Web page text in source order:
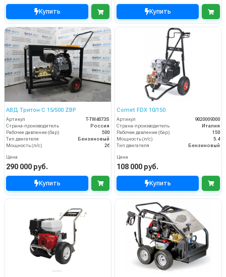
Купить Купить
АВД Тритон C 15/500 ZBP
Артикул
T-TW4073S
Страна-производитель
Россия
Рабочее давление (бар)
500
Тип двигателя
Бензиновый
Мощность (л/с)
26
Цена
290 000 руб.
Купить
Comet FDX 10/150
Артикул
9020009300
Страна-производитель
Италия
Рабочее давление (бар)
150
Мощность (л/с)
5.4
Тип двигателя
Бензиновый
Цена
108 000 руб.
Купить